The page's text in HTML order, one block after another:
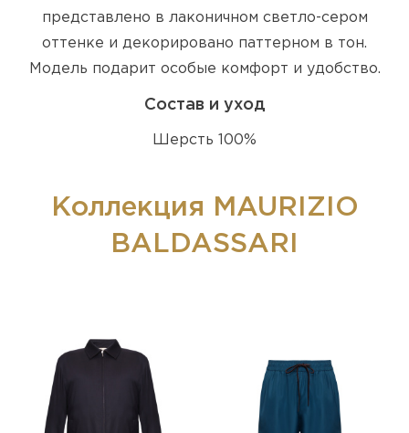
представлено в лаконичном светло-сером
оттенке и декорировано паттерном в тон.
Модель подарит особые комфорт и удобство.
Состав и уход
Шерсть 100%
Коллекция MAURIZIO
BALDASSARI